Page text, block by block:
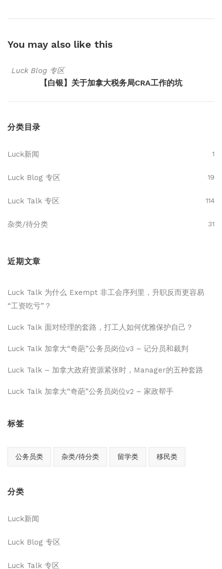
You may also like this
Luck Blog 专区
【白银】关于加拿大税务局CRA工作的坑
分类目录
Luck新闻 1
Luck Blog 专区 19
Luck Talk 专区 114
杂类/待分类 31
近期文章
Luck Talk 为什么 Exempt 非工会序列里，升职反而更容易
“工资吃亏”？
Luck Talk 面对经理的套路，打工人如何优雅保护自己？
Luck Talk 加拿大“奇葩”公务员岗位v3 – 记分员和裁判
Luck Talk – 加拿大政府资源紧张时，Manager的五种套路
Luck Talk 加拿大“奇葩”公务员岗位v2 – 家政帮手
标签
公务员类 杂类/待分类 留学类 移民类
分类
Luck新闻
Luck Blog 专区
Luck Talk 专区